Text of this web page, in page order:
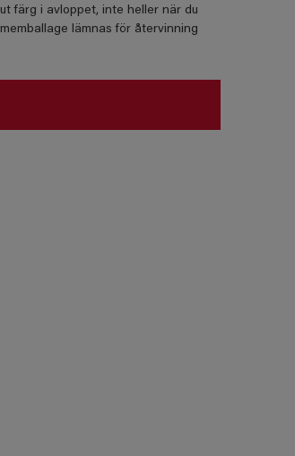
färg i avloppet, inte heller när du
lämnas för återvinning